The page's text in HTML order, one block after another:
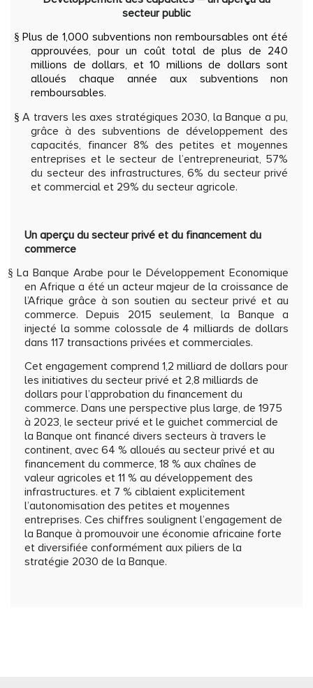
secteur public
§Plus de 1,000 subventions non remboursables ont été
approuvées, pour un coût total de plus de 240
millions de dollars, et 10 millions de dollars sont
alloués chaque année aux subventions non
remboursables.
§A travers les axes stratégiques 2030, la Banque a pu,
grâce à des subventions de développement des
capacités, financer 8% des petites et moyennes
entreprises et le secteur de l’entrepreneuriat, 57%
du secteur des infrastructures, 6% du secteur privé
et commercial et 29% du secteur agricole.
Un aperçu du secteur privé et du financement du
commerce
§ La Banque Arabe pour le Développement Economique
en Afrique a été un acteur majeur de la croissance de
l’Afrique grâce à son soutien au secteur privé et au
commerce. Depuis 2015 seulement, la Banque a
injecté la somme colossale de 4 milliards de dollars
dans 117 transactions privées et commerciales.
Cet engagement comprend 1,2 milliard de dollars pour
les initiatives du secteur privé et 2,8 milliards de
dollars pour l’approbation du financement du
commerce. Dans une perspective plus large, de 1975
à 2023, le secteur privé et le guichet commercial de
la Banque ont financé divers secteurs à travers le
continent, avec 64 % alloués au secteur privé et au
financement du commerce, 18 % aux chaînes de
valeur agricoles et 11 % au développement des
infrastructures. et 7 % ciblaient explicitement
l’autonomisation des petites et moyennes
entreprises. Ces chiffres soulignent l’engagement de
la Banque à promouvoir une économie africaine forte
et diversifiée conformément aux piliers de la
stratégie 2030 de la Banque.